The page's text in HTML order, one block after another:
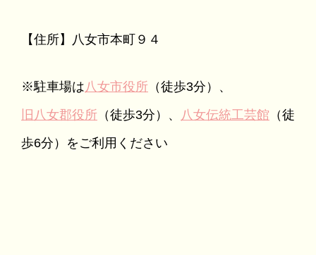
【住所】八女市本町９４
※駐車場は八女市役所 （徒歩3分）、
旧八女郡役所 （徒歩3分）、 八女伝統工芸館 （徒
歩6分）をご利用ください